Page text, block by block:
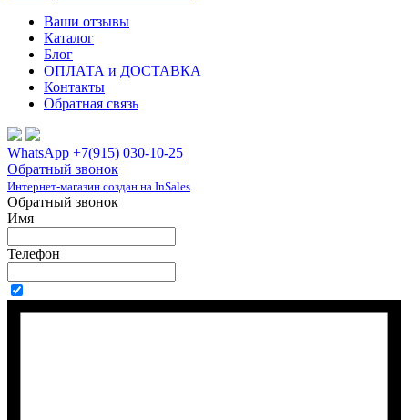
Ваши отзывы
Каталог
Блог
ОПЛАТА и ДОСТАВКА
Контакты
Обратная связь
WhatsApp +7(915) 030-10-25
Обратный звонок
Интернет-магазин создан на InSales
Обратный звонок
Имя
Телефон